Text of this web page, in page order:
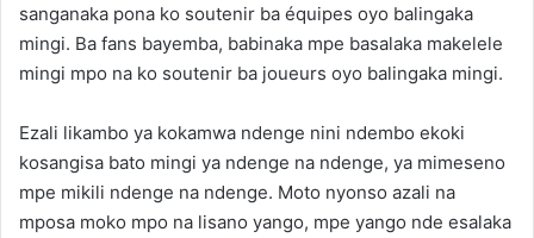
sanganaka pona ko soutenir ba équipes oyo balingaka
mingi. Ba fans bayemba, babinaka mpe basalaka makelele
mingi mpo na ko soutenir ba joueurs oyo balingaka mingi.
Ezali likambo ya kokamwa ndenge nini ndembo ekoki
kosangisa bato mingi ya ndenge na ndenge, ya mimeseno
mpe mikili ndenge na ndenge. Moto nyonso azali na
mposa moko mpo na lisano yango, mpe yango nde esalaka